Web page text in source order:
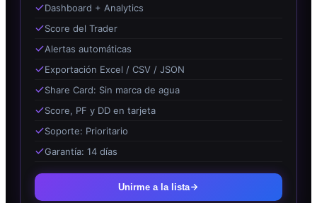
Dashboard + Analytics
Score del Trader
Alertas automáticas
Exportación Excel / CSV / JSON
Share Card: Sin marca de agua
Score, PF y DD en tarjeta
Soporte: Prioritario
Garantía: 14 días
Unirme a la lista